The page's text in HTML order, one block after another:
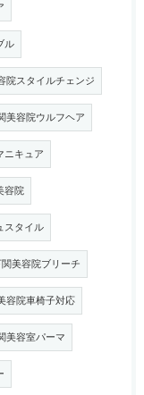
ル
院スタイルチェンジ
美容院ウルフヘア
ニキュア
容院
スタイル
美容院ブリーチ
容院車椅子対応
美容室パーマ